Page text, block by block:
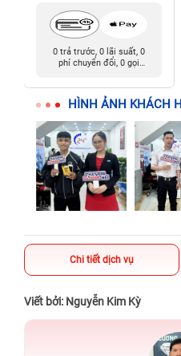
0 trả trước, 0 lãi suất, 0
phí chuyển đổi, 0 gọi
HÌNH ẢNH KHÁCH
Chi tiết dịch vụ
Viết bởi: Nguyễn Kim Kỳ